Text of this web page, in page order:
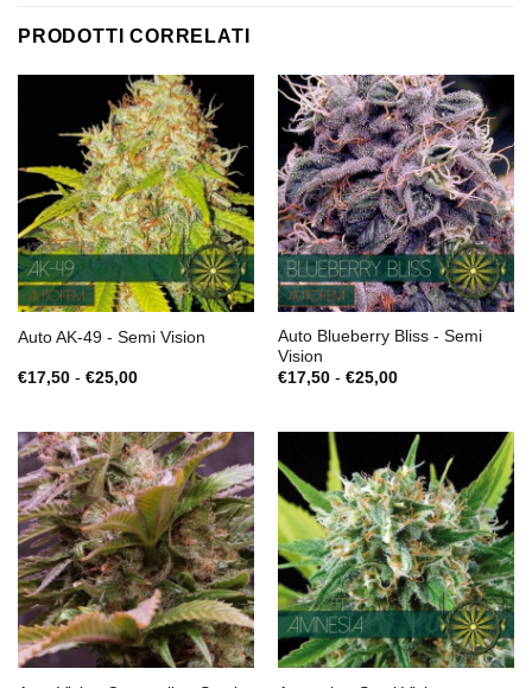
PRODOTTI CORRELATI
Auto AK-49 - Semi Vision
€17,50 - €25,00Fascia
€17,50
a
€25,00
Auto Blueberry Bliss - Semi
Vision
€17,50 - €25,00Fascia
€17,50
a
€25,00